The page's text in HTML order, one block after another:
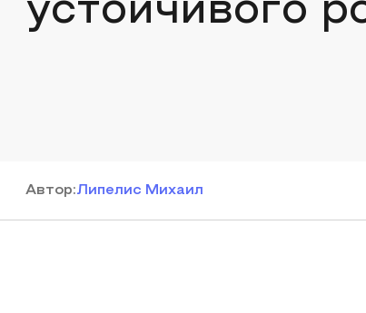
устойчивого
Автор:Липелис Михаил